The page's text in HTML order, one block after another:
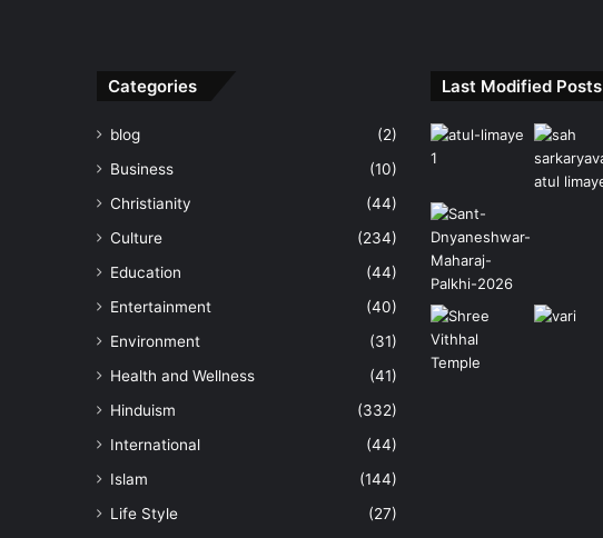
Categories
blog
(2)
Business
(10)
Christianity
(44)
Culture
(234)
Education
(44)
Entertainment
(40)
Environment
(31)
Health and Wellness
(41)
Hinduism
(332)
International
(44)
Islam
(144)
Life Style
(27)
Last Modified Posts